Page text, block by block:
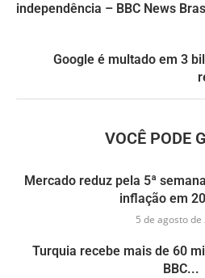
independência – BBC News
Google é multado em 3
VOCÊ PODE
Mercado reduz pela 5ª
inflação em
5 de agosto de
Turquia recebe mais de 60
BBC...